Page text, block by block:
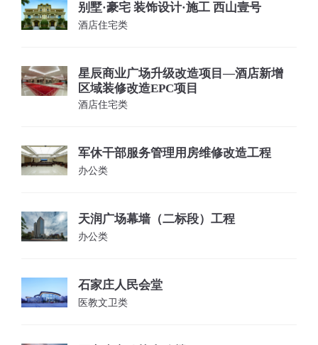
别墅·豪宅 装饰设计·施工 西山壹号
酒店住宅类
星辰商业广场升级改造项目—酒店新增
区域装修改造EPC项目
酒店住宅类
军休干部服务管理用房维修改造工程
办公类
天润广场幕墙（二标段）工程
办公类
石家庄人民会堂
医教文卫类